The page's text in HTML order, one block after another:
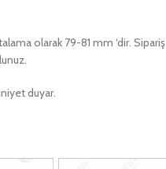
olarak 79-81 mm ‘dir. Sipariş
duyar.